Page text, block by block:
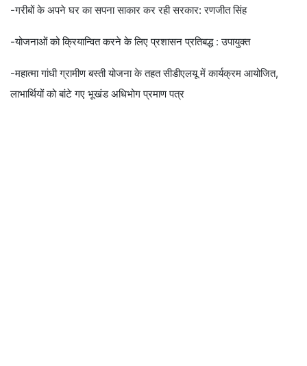
-गरीबों के अपने घर का सपना साकार कर रही सरकार: रणजीत सिंह
-योजनाओं को क्रियान्वित करने के लिए प्रशासन प्रतिबद्ध : उपायुक्त
-महात्मा गांधी ग्रामीण बस्ती योजना के तहत सीडीएलयू में कार्यक्रम आयोजित,
लाभार्थियों को बांटे गए भूखंड अधिभोग प्रमाण पत्र